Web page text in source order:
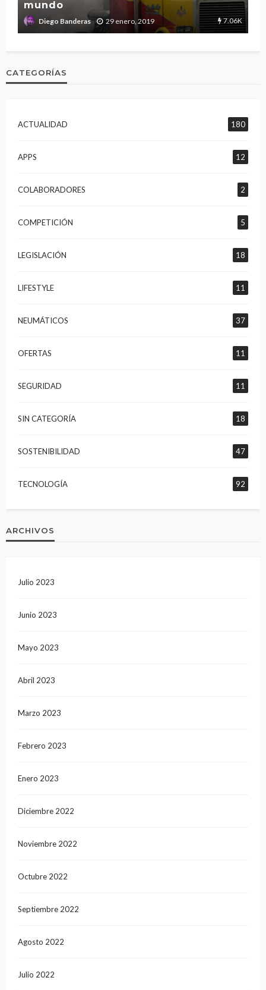
mundo
Diego Banderas 29 enero, 2019 7.06K
CATEGORÍAS
ACTUALIDAD 180
APPS 12
COLABORADORES 2
COMPETICIÓN 5
LEGISLACIÓN 18
LIFESTYLE 11
NEUMÁTICOS 37
OFERTAS 11
SEGURIDAD 11
SIN CATEGORÍA 18
SOSTENIBILIDAD 47
TECNOLOGÍA 92
ARCHIVOS
Julio 2023
Junio 2023
Mayo 2023
Abril 2023
Marzo 2023
Febrero 2023
Enero 2023
Diciembre 2022
Noviembre 2022
Octubre 2022
Septiembre 2022
Agosto 2022
Julio 2022